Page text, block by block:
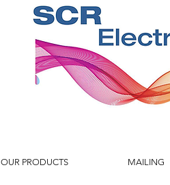
OUR PRODUCTS MAILING